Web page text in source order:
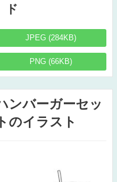
ド
JPEG (284KB)
PNG (66KB)
ンバーガーセッ
トのイラスト